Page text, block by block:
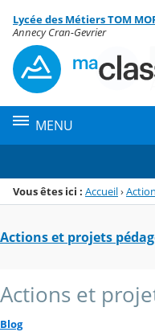
Menu de la rubrique
Contenu
Lycée des Métiers TOM
Annecy Cran-Gevrier
MENU
Vous êtes ici : Accueil›
Actions et projets
Actions et
Blog